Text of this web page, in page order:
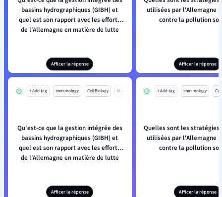
bassins hydrographiques (GIBH) et
quel est son rapport avec les efforts
de l'Allemagne en matière de lutte
contre la pollution de l'eau ?
Afficer la réponse
utilisées par l'Allemagne
contre la pollution
Afficer la réponse
+ Add tag Immunology Cell Biology Mo
Qu'est-ce que la gestion intégrée des
bassins hydrographiques (GIBH) et
quel est son rapport avec les efforts
de l'Allemagne en matière de lutte
contre la pollution de l'eau ?
Afficer la réponse
+ Add tag Immunology
Quelles sont les stratégies
utilisées par l'Allemagne
contre la pollution
Afficer la réponse